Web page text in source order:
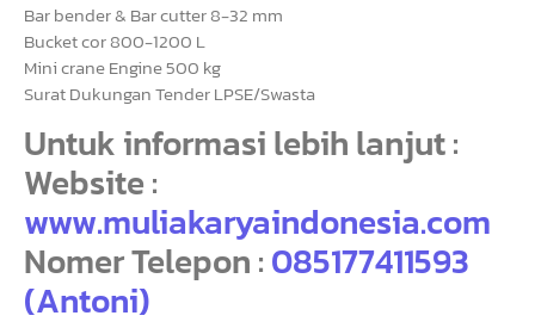
Bar bender & Bar cutter 8-32 mm
Bucket cor 800-1200 L
Mini crane Engine 500 kg
Surat Dukungan Tender LPSE/Swasta
Untuk informasi lebih lanjut :
Website :
www.muliakaryaindonesia.com
Nomer Telepon :085177411593
(Antoni)